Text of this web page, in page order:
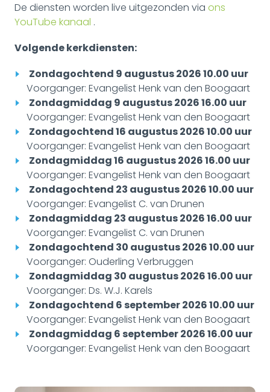
De diensten worden live uitgezonden via ons
YouTube kanaal .
Volgende kerkdiensten:
Zondagochtend 9 augustus 2026 10.00 uur
Voorganger: Evangelist Henk van den Boogaart
Zondagmiddag 9 augustus 2026 16.00 uur
Voorganger: Evangelist Henk van den Boogaart
Zondagochtend 16 augustus 2026 10.00 uur
Voorganger: Evangelist Henk van den Boogaart
Zondagmiddag 16 augustus 2026 16.00 uur
Voorganger: Evangelist Henk van den Boogaart
Zondagochtend 23 augustus 2026 10.00 uur
Voorganger: Evangelist C. van Drunen
Zondagmiddag 23 augustus 2026 16.00 uur
Voorganger: Evangelist C. van Drunen
Zondagochtend 30 augustus 2026 10.00 uur
Voorganger: Ouderling Verbruggen
Zondagmiddag 30 augustus 2026 16.00 uur
Voorganger: Ds. W.J. Karels
Zondagochtend 6 september 2026 10.00 uur
Voorganger: Evangelist Henk van den Boogaart
Zondagmiddag 6 september 2026 16.00 uur
Voorganger: Evangelist Henk van den Boogaart